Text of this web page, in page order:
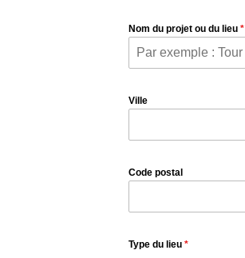
Nom du projet ou du lieu*
Ville
Code postal
Type du lieu*